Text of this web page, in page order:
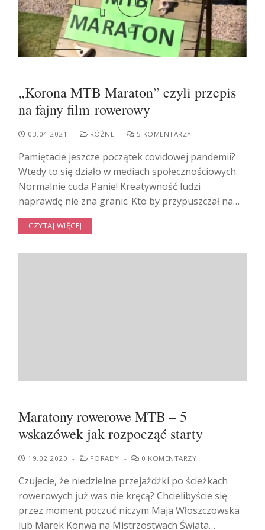
„Korona MTB Maraton” czyli przepis
na fajny film rowerowy
03.04.2021 - RÓŻNE - 5 KOMENTARZY
Pamiętacie jeszcze początek covidowej pandemii?
Wtedy to się działo w mediach społecznościowych.
Normalnie cuda Panie! Kreatywność ludzi
naprawdę nie zna granic. Kto by przypuszczał na…
CZYTAJ WIĘCEJ
Maratony rowerowe MTB – 5
wskazówek jak rozpocząć starty
19.02.2020 - PORADY - 0 KOMENTARZY
Czujecie, że niedzielne przejażdżki po ścieżkach
rowerowych już was nie kręcą? Chcielibyście się
przez moment poczuć niczym Maja Włoszczowska
lub Marek Konwa na Mistrzostwach Świata…